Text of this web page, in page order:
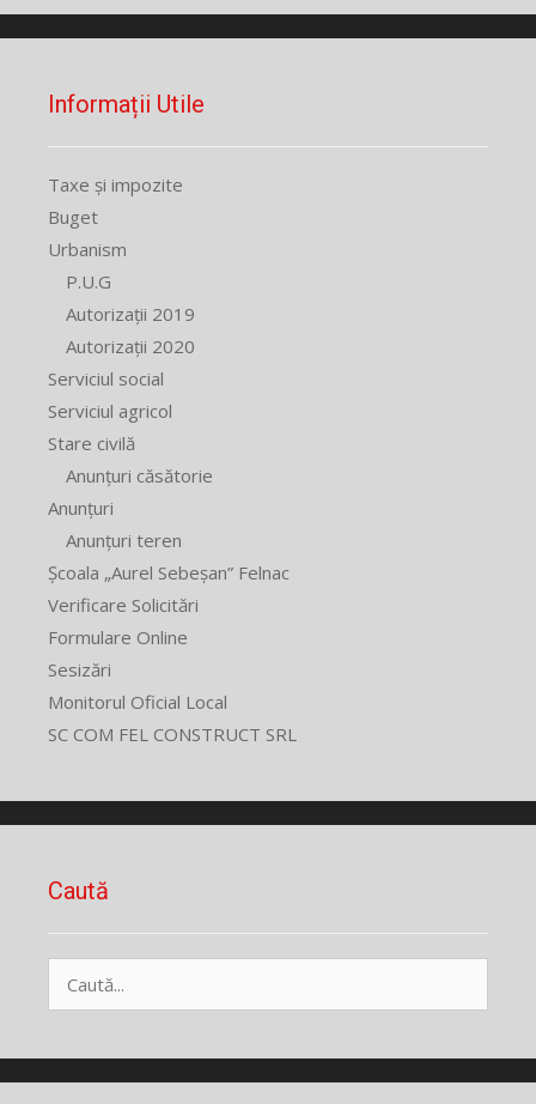
Informații Utile
Taxe și impozite
Buget
Urbanism
P.U.G
Autorizații 2019
Autorizații 2020
Serviciul social
Serviciul agricol
Stare civilă
Anunțuri căsătorie
Anunțuri
Anunțuri teren
Școala „Aurel Sebeșan” Felnac
Verificare Solicitări
Formulare Online
Sesizări
Monitorul Oficial Local
SC COM FEL CONSTRUCT SRL
Caută
după: